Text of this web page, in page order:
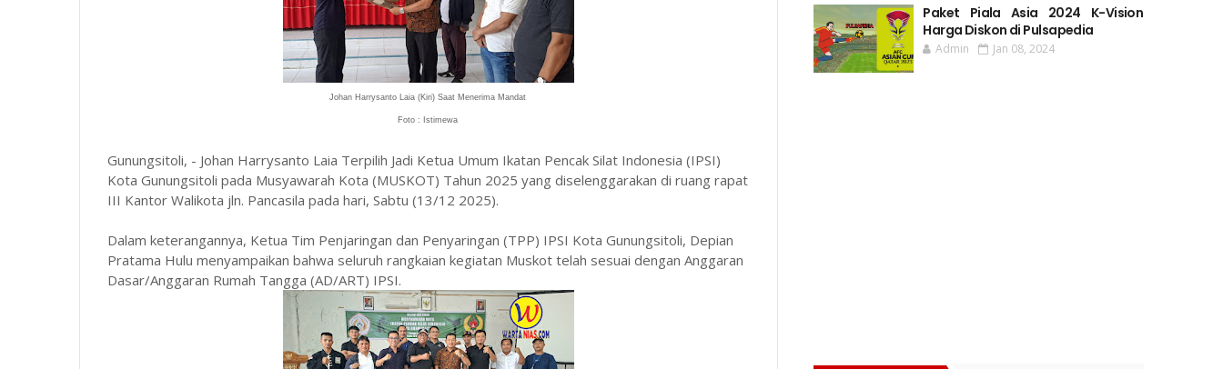
Johan Harrysanto Laia (Kiri) Saat Menerima Mandat
Foto : Istimewa
Gunungsitoli, - Johan Harrysanto Laia Terpilih Jadi Ketua Umum Ikatan Pencak Silat Indonesia (IPSI)
Kota Gunungsitoli pada Musyawarah Kota (MUSKOT) Tahun 2025 yang diselenggarakan di ruang rapat
III Kantor Walikota jln. Pancasila pada hari, Sabtu (13/12 2025).
Dalam keterangannya, Ketua Tim Penjaringan dan Penyaringan (TPP) IPSI Kota Gunungsitoli, Depian
Pratama Hulu menyampaikan bahwa seluruh rangkaian kegiatan Muskot telah sesuai dengan Anggaran
Dasar/Anggaran Rumah Tangga (AD/ART) IPSI.
Paket Piala Asia 2024 K-Vision
Harga Diskon di Pulsapedia
Admin Jan 08, 2024